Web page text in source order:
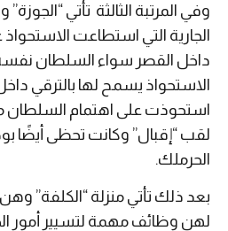
وفي المرتبة الثالثة تأتي
الجارية التي استطاعت
داخل القصر سواء السلطان
الاستحواذ يسمح لها بالترقي
استحوذت على اهتمام السلطان
لقب “إقبال” وكانت تحظى أيضًا
الحرملك.
بعد ذلك تأتي منزلة “الكلفة”
لهن وظائف مهمة لتسيير أمور